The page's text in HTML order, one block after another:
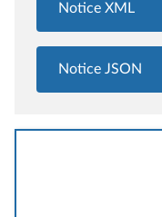
Notice XML
Notice JSON